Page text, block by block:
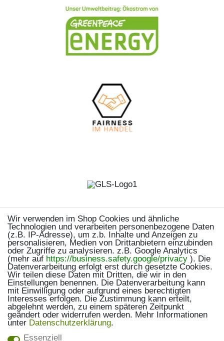
Wir verwenden im Shop Cookies und ähnliche
Technologien und verarbeiten personenbezogene Daten
(z.B. IP-Adresse), um z.b. Inhalte und Anzeigen zu
personalisieren, Medien von Drittanbietern einzubinden
oder Zugriffe zu analysieren. z.B. Google Analytics
(mehr auf https://business.safety.google/privacy ). Die
Datenverarbeitung erfolgt erst durch gesetzte Cookies.
Wir teilen diese Daten mit Dritten, die wir in den
Einstellungen benennen. Die Datenverarbeitung kann
mit Einwilligung oder aufgrund eines berechtigten
Interesses erfolgen. Die Zustimmung kann erteilt,
abgelehnt werden, zu einem späteren Zeitpunkt
geändert oder widerrufen werden. Mehr Informationen
unter Daten­schutz­erklärung.
Essenziell